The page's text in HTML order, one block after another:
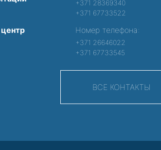
+371 28369340
+371 67733522
Номер телефона:
+371 26646022
+371 67733545
ВСЕ КОНТАКТЫ